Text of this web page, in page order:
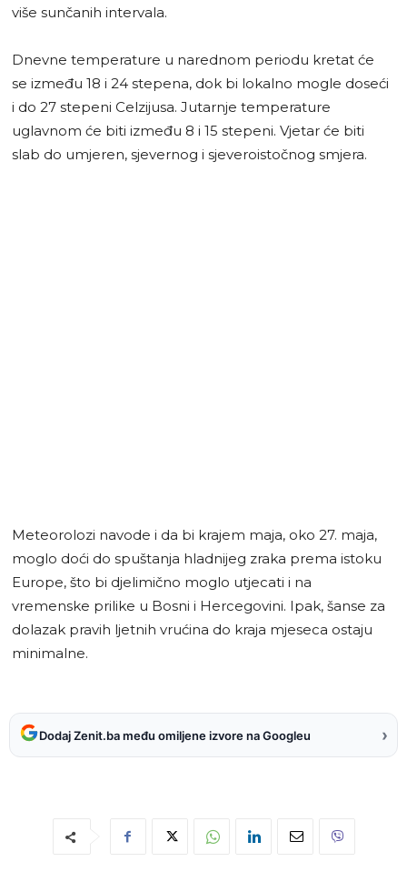
više sunčanih intervala.
Dnevne temperature u narednom periodu kretat će
se između 18 i 24 stepena, dok bi lokalno mogle doseći
i do 27 stepeni Celzijusa. Jutarnje temperature
uglavnom će biti između 8 i 15 stepeni. Vjetar će biti
slab do umjeren, sjevernog i sjeveroistočnog smjera.
Meteorolozi navode i da bi krajem maja, oko 27. maja,
moglo doći do spuštanja hladnijeg zraka prema istoku
Europe, što bi djelimično moglo utjecati i na
vremenske prilike u Bosni i Hercegovini. Ipak, šanse za
dolazak pravih ljetnih vrućina do kraja mjeseca ostaju
minimalne.
Dodaj Zenit.ba među omiljene izvore na Googleu ›